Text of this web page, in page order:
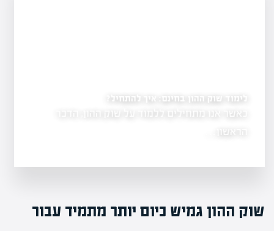
פרויקט להצלחה?
והבנה של
לימוד שוק ההון בחינם: איך להתחיל?
כאשר אנו מתחילים ללמוד על שוק ההון, הדבר
הראשון…
שוק ההון גמיש כיום יותר מתמיד עבור